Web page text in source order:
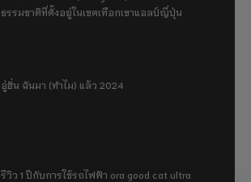
ธรรมชาติที่ตั้งอยู่ในเขตเทือกเขาแอลป์ญี่ปุ่น
อู่ฮั่น ฉันมา (ทำไม) แล้ว 2024
รีวิว 1 ปีกับการใช้รถไฟฟ้า ora good cat ultra